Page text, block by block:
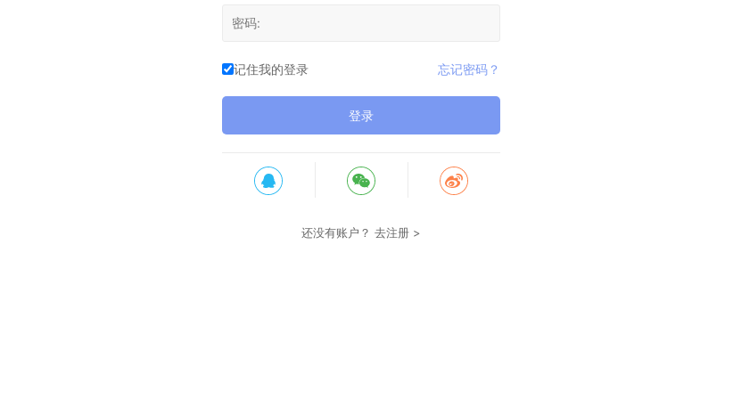
记住我的登录 忘记密码？
登录
还没有账户？去注册 >